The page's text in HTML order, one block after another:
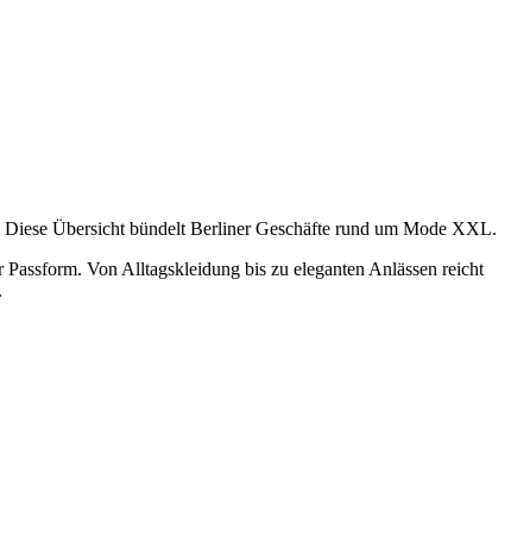
Übersicht bündelt Berliner Geschäfte rund um Mode XXL.
Von Alltagskleidung bis zu eleganten Anlässen reicht